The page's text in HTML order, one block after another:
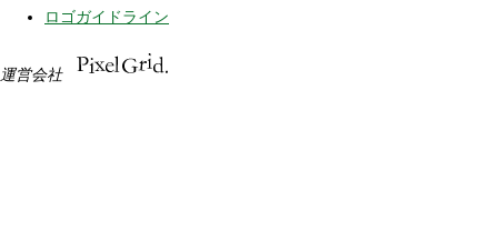
ロゴガイドライン
運営会社